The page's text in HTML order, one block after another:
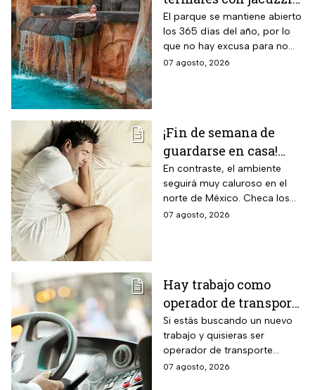
y cabañas a 2 horas de
CDMX donde este
grupo de adultos
mayores paga la
El parque se mantiene abierto
los 365 días del año, por lo
que no hay excusa para no
visitar este hermoso lugar
07 agosto, 2026
¡Fin de semana de
guardarse en casa!
Monzón mexicano
dejará lluvias
intensas en estos
estados; así estará el
En contraste, el ambiente
seguirá muy caluroso en el
norte de México. Checa los
detalles y toma precauciones.
07 agosto, 2026
Hay trabajo como
operador de transporte
público con sueldo de
18 mil pesos, bonos y
despensa
Si estás buscando un nuevo
trabajo y quisieras ser
operador de transporte
público, publicaron algunas
07 agosto, 2026